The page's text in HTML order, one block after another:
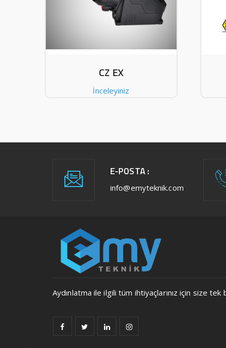
CZ EX
İnceleyiniz
E-POSTA :
info@emyteknik.com
Aydınlatma ile ilgili tüm ihtiyaçlarınız için size